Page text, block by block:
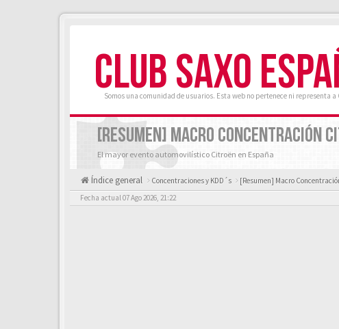
CLUB SAXO
Somos una comunidad de usuarios. Esta web no pertenece ni representa a
[RESUMEN] MACRO CONCENTRACIÓN
El mayor evento automovilístico Citroën en España
Índice general Concentraciones y KDD´s [Resumen] Macro
Fecha actual 07 Ago 2026, 21:22